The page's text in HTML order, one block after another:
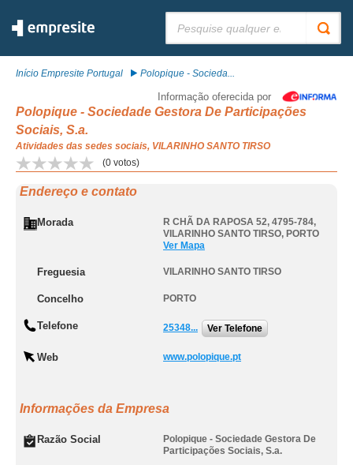
Início Empresite Portugal Polopique - Socieda...
Informação oferecida por
Polopique - Sociedade Gestora De Participações
Sociais, S.a.
Atividades das sedes sociais, VILARINHO SANTO TIRSO
(0 votos)
Endereço e contato
Morada R CHÃ DA RAPOSA 52, 4795-784,
VILARINHO SANTO TIRSO, PORTO
Ver Mapa
Freguesia VILARINHO SANTO TIRSO
Concelho PORTO
Telefone 25348... Ver Telefone
Web www.polopique.pt
Informações da Empresa
Razão Social
Polopique - Sociedade Gestora De
Participações Sociais, S.a.